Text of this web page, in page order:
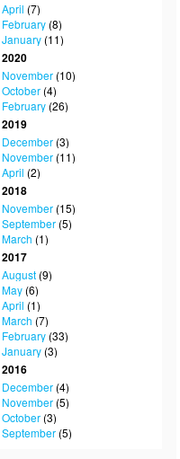
April (7)
February(8)
January(11)
2020
November(10)
October(4)
February(26)
2019
December(3)
November(11)
April (2)
2018
November(15)
September(5)
March (1)
2017
August(9)
May(6)
April (1)
March (7)
February(33)
January(3)
2016
December(4)
November(5)
October(3)
September(5)